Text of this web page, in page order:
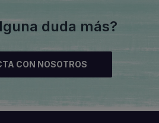
duda más?
CON NOSOTROS